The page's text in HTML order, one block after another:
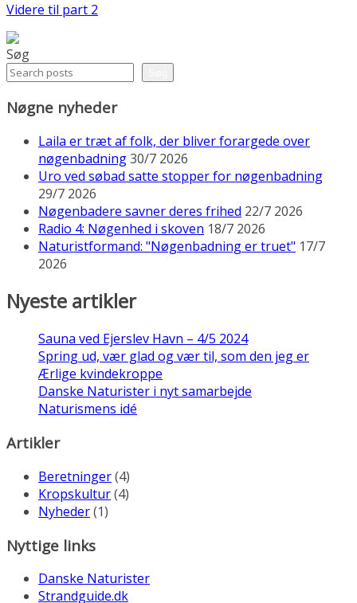
Videre til part 2
Søg
Nøgne nyheder
Laila er træt af folk, der bliver forargede over
nøgenbadning30/7 2026
Uro ved søbad satte stopper for nøgenbadning
29/7 2026
Nøgenbadere savner deres frihed 22/7 2026
Radio 4: Nøgenhed i skoven 18/7 2026
Naturistformand: "Nøgenbadning er truet" 17/7
2026
Nyeste artikler
Sauna ved Ejerslev Havn – 4/5 2024
Spring ud, vær glad og vær til, som den jeg er
Ærlige kvindekroppe
Danske Naturister i nyt samarbejde
Naturismens idé
Artikler
Beretninger(4)
Kropskultur(4)
Nyheder(1)
Nyttige links
Danske Naturister
Strandguide.dk